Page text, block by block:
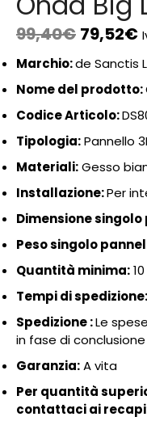
99,40€ 79,52€
Marchio:de Sanctis
Nome del prodotto:
Codice Articolo:
Tipologia:Pannello
Materiali:Gesso
Installazione:Per
Dimensione
Peso singolo
Quantità minima:
Tempi di spedizione:
Spedizione :Le
in fase di
Garanzia:A vita
Per quantità
contattaci ai